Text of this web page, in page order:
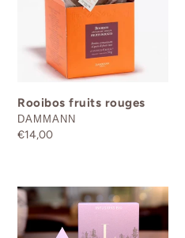
Rooibos fruits rouges
DISTRIBUTEUR
DAMMANN
Prix
€14,00
Infusion
Lavande
et